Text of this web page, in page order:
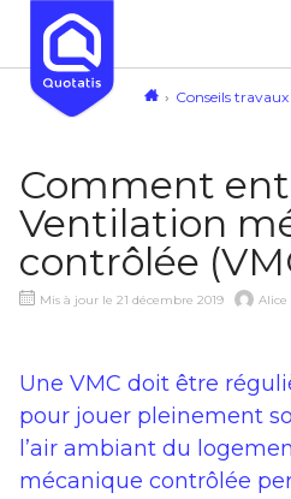
Conseils travaux
Comment
Ventilation
contrôlée
Mis à jour le 21 décembre 2019
Une VMC doit être
pour jouer pleinement
l’air ambiant du
mécanique contrôlée